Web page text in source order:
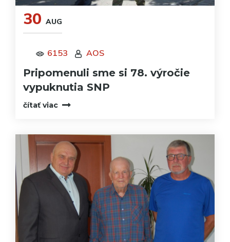
30 AUG
6153 AOS
Pripomenuli sme si 78. výročie
vypuknutia SNP
čítať viac